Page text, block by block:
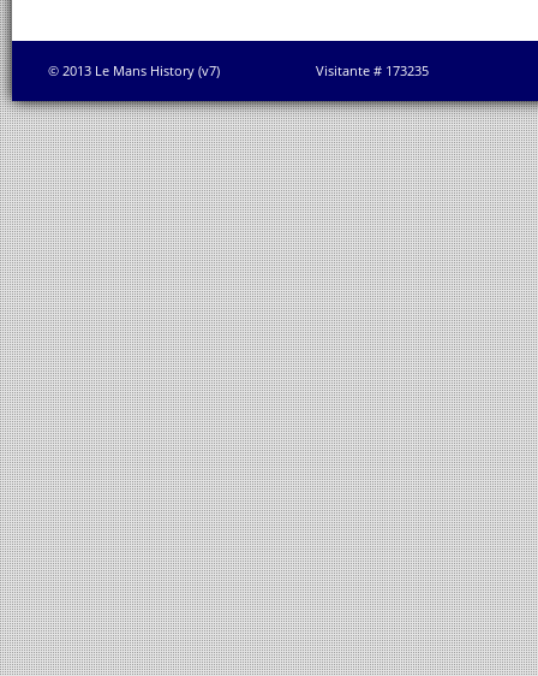
© 2013 Le Mans History (v7) Visitante # 173235